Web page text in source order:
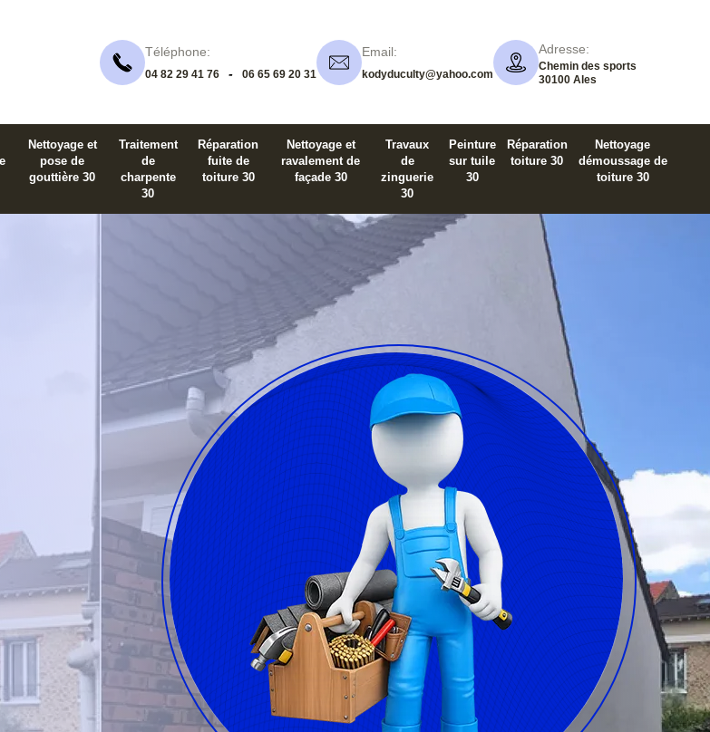
Téléphone:
04 82 29 41 76 - 06 65 69 20 31
Email:
kodyduculty@yahoo.com
Adresse:
Chemin des sports
30100 Ales
Nettoyage et
pose de
gouttière 30
Traitement
de
charpente
30
Réparation
fuite de
toiture 30
Nettoyage et
ravalement de
façade 30
Travaux
de
zinguerie
30
Peinture
sur tuile
30
Réparation
toiture 30
Nettoyage
démoussage de
toiture 30